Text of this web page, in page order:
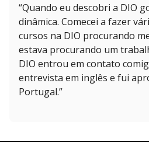
“Quando eu descobri a DIO
dinâmica. Comecei a fazer
cursos na DIO procurando
estava procurando um
DIO entrou em contato
entrevista em inglês e fui
Portugal.”